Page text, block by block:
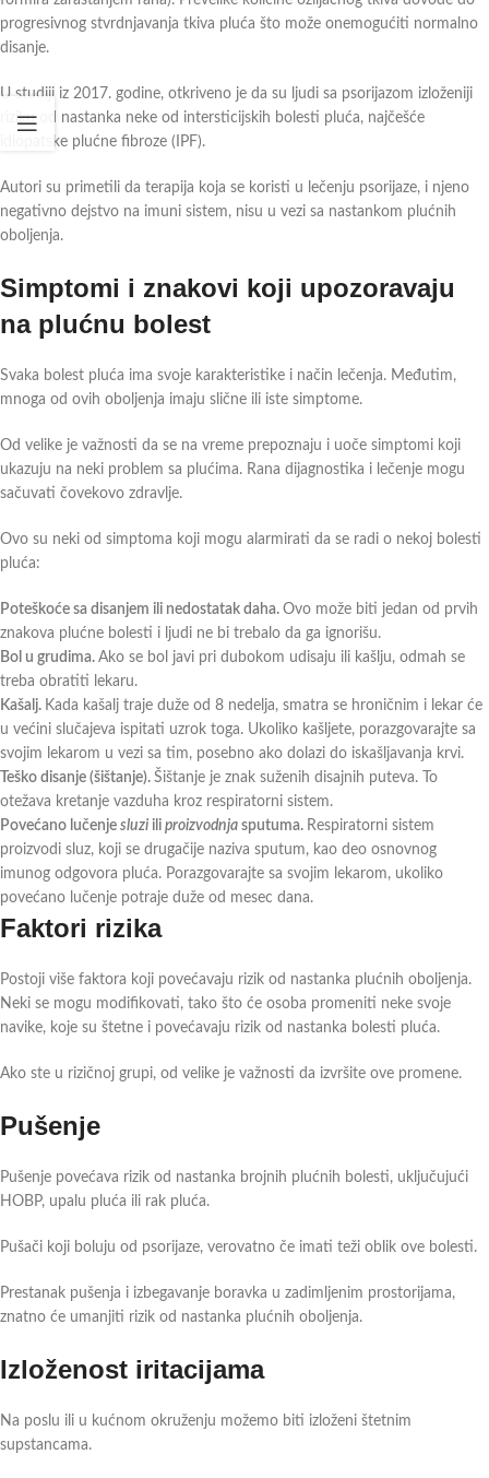
progresivnog stvrdnjavanja tkiva pluća što može onemogućiti normalno
disanje.
U studiji iz 2017. godine, otkriveno je da su ljudi sa psorijazom izloženiji
riziku od nastanka neke od intersticijskih bolesti pluća, najčešće
idiopatske plućne fibroze (IPF).
Autori su primetili da terapija koja se koristi u lečenju psorijaze, i njeno
negativno dejstvo na imuni sistem, nisu u vezi sa nastankom plućnih
oboljenja.
Simptomi i znakovi koji upozoravaju
na plućnu bolest
Svaka bolest pluća ima svoje karakteristike i način lečenja. Međutim,
mnoga od ovih oboljenja imaju slične ili iste simptome.
Od velike je važnosti da se na vreme prepoznaju i uoče simptomi koji
ukazuju na neki problem sa plućima. Rana dijagnostika i lečenje mogu
sačuvati čovekovo zdravlje.
Ovo su neki od simptoma koji mogu alarmirati da se radi o nekoj bolesti
pluća:
Poteškoće sa disanjem ili nedostatak daha. Ovo može biti jedan od prvih
znakova plućne bolesti i ljudi ne bi trebalo da ga ignorišu.
Bol u grudima. Ako se bol javi pri dubokom udisaju ili kašlju, odmah se
treba obratiti lekaru.
Kašalj. Kada kašalj traje duže od 8 nedelja, smatra se hroničnim i lekar će
u većini slučajeva ispitati uzrok toga. Ukoliko kašljete, porazgovarajte sa
svojim lekarom u vezi sa tim, posebno ako dolazi do iskašljavanja krvi.
Teško disanje (šištanje). Šištanje je znak suženih disajnih puteva. To
otežava kretanje vazduha kroz respiratorni sistem.
Povećano lučenje sluzi ili proizvodnja sputuma. Respiratorni sistem
proizvodi sluz, koji se drugačije naziva sputum, kao deo osnovnog
imunog odgovora pluća. Porazgovarajte sa svojim lekarom, ukoliko
povećano lučenje potraje duže od mesec dana.
Faktori rizika
Postoji više faktora koji povećavaju rizik od nastanka plućnih oboljenja.
Neki se mogu modifikovati, tako što će osoba promeniti neke svoje
navike, koje su štetne i povećavaju rizik od nastanka bolesti pluća.
Ako ste u rizičnoj grupi, od velike je važnosti da izvršite ove promene.
Pušenje
Pušenje povećava rizik od nastanka brojnih plućnih bolesti, uključujući
HOBP, upalu pluća ili rak pluća.
Pušači koji boluju od psorijaze, verovatno če imati teži oblik ove bolesti.
Prestanak pušenja i izbegavanje boravka u zadimljenim prostorijama,
znatno će umanjiti rizik od nastanka plućnih oboljenja.
Izloženost iritacijama
Na poslu ili u kućnom okruženju možemo biti izloženi štetnim
supstancama.